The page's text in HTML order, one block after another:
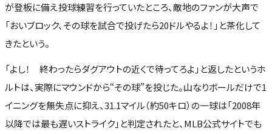
が登板に備え投球練習を行っていたところ、敵地のファンが大声で
「おいブロック、その球を試合で投げたら20ドルやるよ！」と茶化して
きたという。
「よし！ 終わったらダグアウトの近くで待ってろよ」と返したというホ
ルトは、実際にマウンドから“その球”を投じた。山なりボールだけで1
イニングを無失点に抑え、31.1マイル（約50キロ）の一球は「2008年
以降では最も遅いストライク」と判定されたと、MLB公式サイトでも